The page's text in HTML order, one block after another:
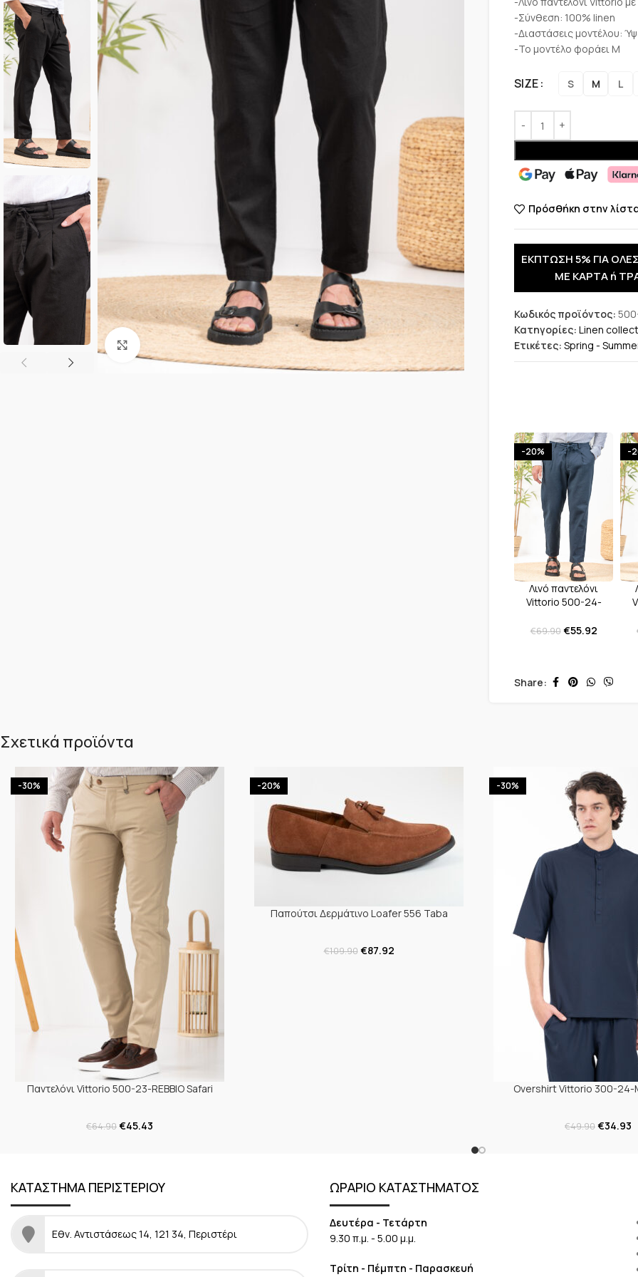
Κλικ για μεγέθυνση
-Σύνθεση: 100% linen
-Διαστάσεις μοντέλου:
-Το μοντέλο φοράει Μ
SIZE S M L
Πρόσθήκη στην
ΕΚΠΤΩΣΗ 5% ΓΙΑ
ΜΕ ΚΑΡΤΑ ή
Κωδικός προϊόντος:
Κατηγορίες: Linen
Ετικέτες: Spring -
-20%
Λινό παντελόνι
Vittorio 500-24-
€69.90€55.92
-
Share:
Σχετικά προϊόντα
-30%
Παντελόνι Vittorio 500-23-REBBIO Safari
€64.90€45.43
-20%
Παπούτσι Δερμάτινο Loafer 556 Taba
€109.90 €87.92
-30%
Overshirt Vittorio 300-24-
€49.90€34.93
ΚΑΤΑΣΤΗΜΑ ΠΕΡΙΣΤΕΡΙΟΥ
Εθν. Αντιστάσεως 14, 121 34, Περιστέρι
ΩΡΑΡΙΟ ΚΑΤΑΣΤΗΜΑΤΟΣ
Δευτέρα - Τετάρτη
9.30 π.μ. - 5.00 μ.μ.
Τρίτη - Πέμπτη - Παρασκευή